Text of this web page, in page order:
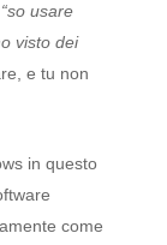
“so usare
visto dei
e tu non
in questo
come